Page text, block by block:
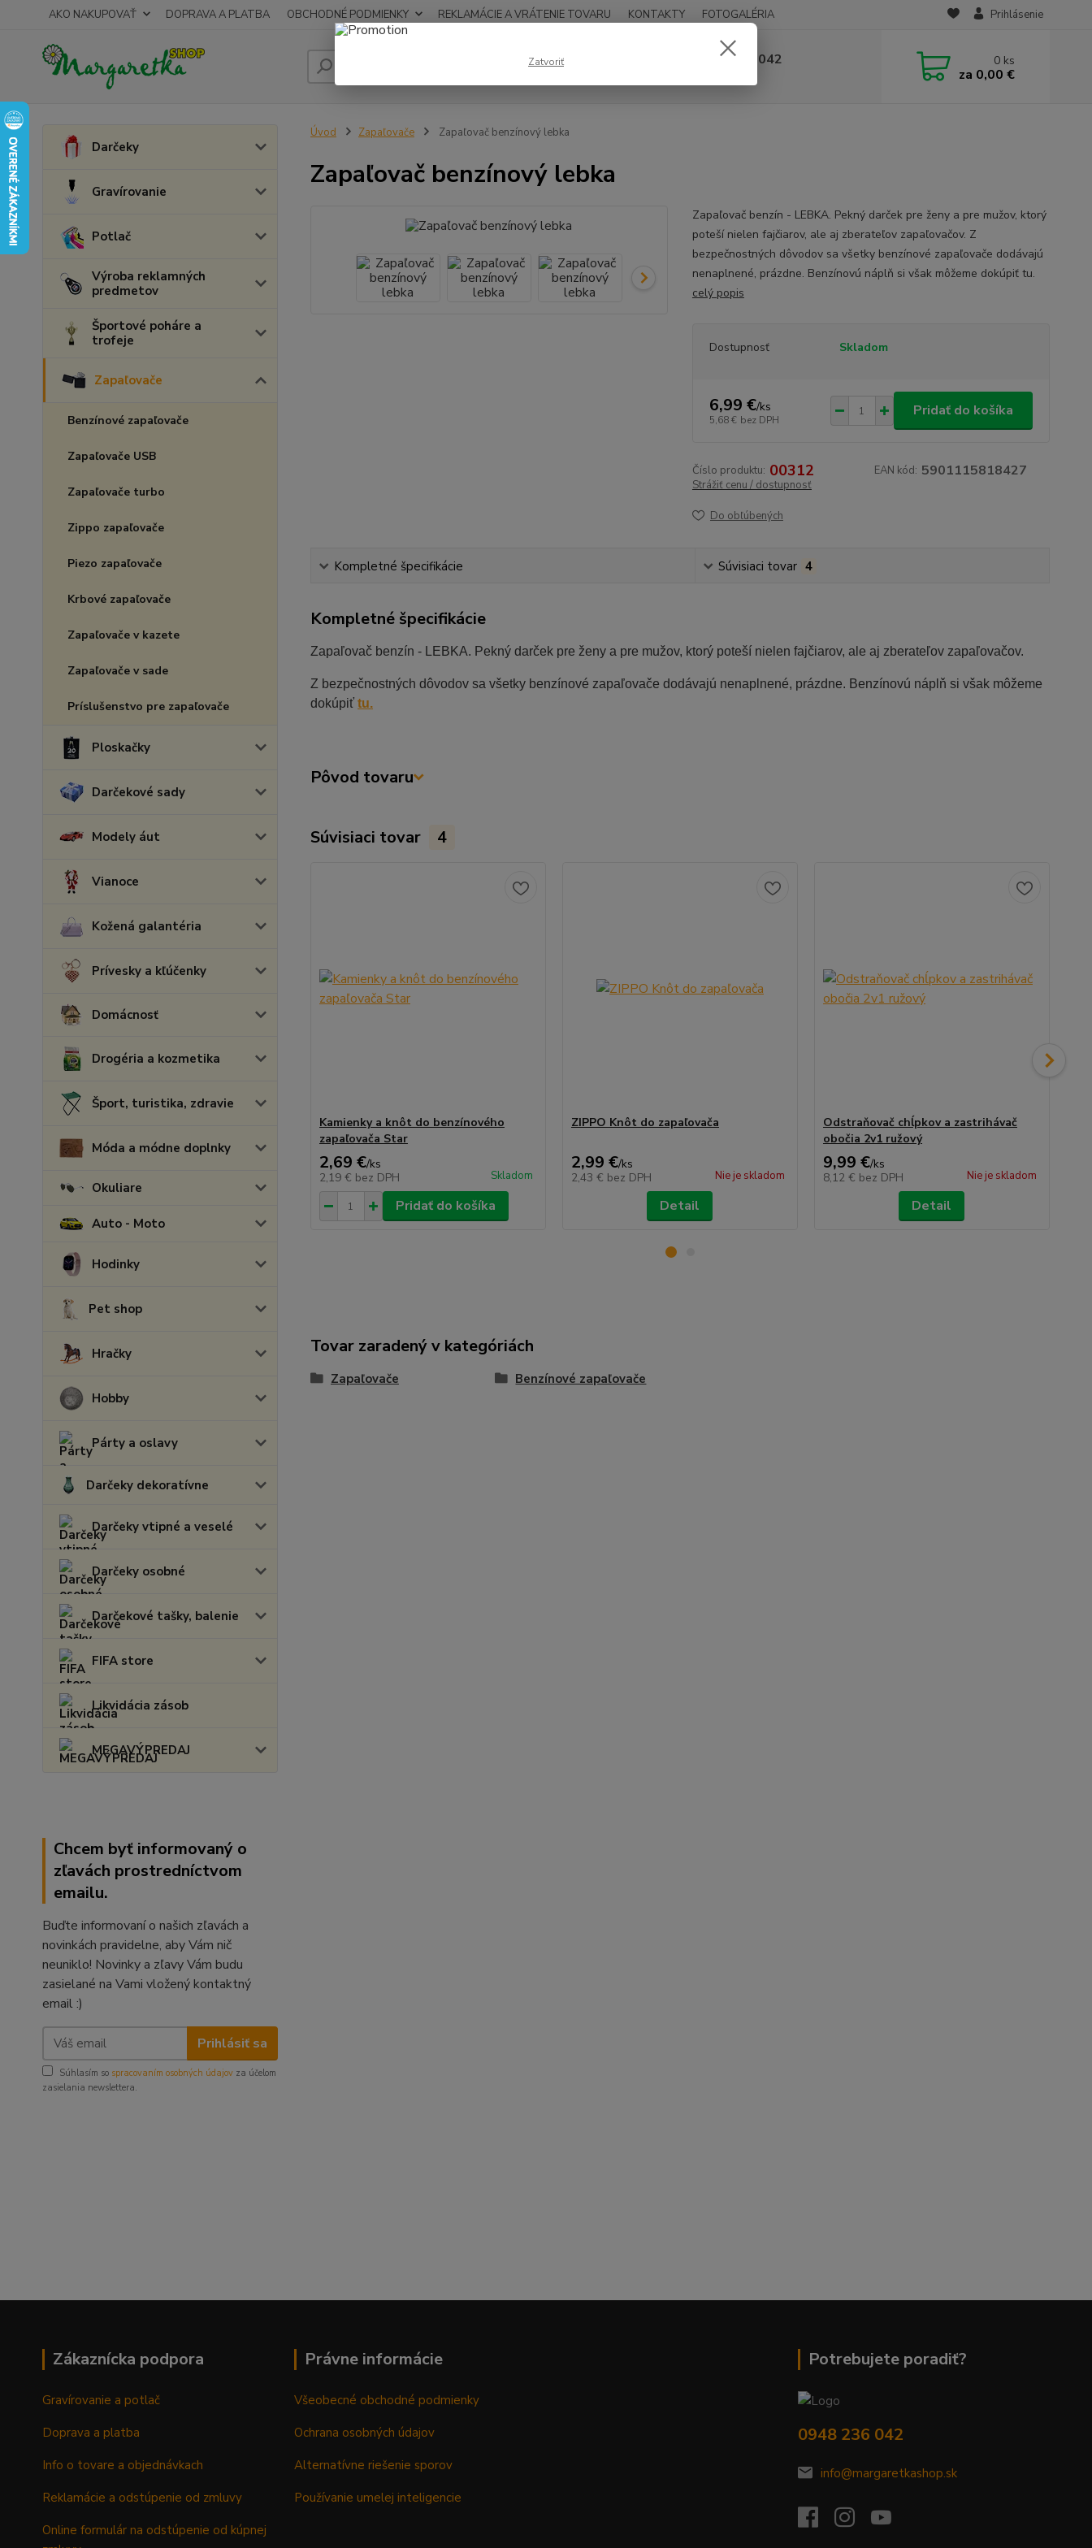
AKO NAKUPOVAŤ DOPRAVA A PLATBA OBCHODNÉ PODMIENKY REKLAMÁCIE A VRÁTENIE TOVARU KONTAKTY FOTOGALÉRIA Prihlásenie
Hľadať 0948 236 042 0 ks
za 0,00 €
Darčeky
Gravírovanie
Potlač
Výroba reklamných
predmetov
Športové poháre a
trofeje
Zapaľovače
Benzínové zapaľovače
Zapaľovače USB
Zapaľovače turbo
Zippo zapaľovače
Piezo zapaľovače
Krbové zapaľovače
Zapaľovače v kazete
Zapaľovače v sade
Príslušenstvo pre zapaľovače
Ploskačky
Darčekové sady
Modely áut
Vianoce
Kožená galantéria
Prívesky a kľúčenky
Domácnosť
Drogéria a kozmetika
Šport, turistika, zdravie
Móda a módne doplnky
Okuliare
Auto - Moto
Hodinky
Pet shop
Hračky
Hobby
Párty a oslavy
Darčeky dekoratívne
Darčeky vtipné a veselé
Darčeky osobné
Darčekové tašky, balenie
FIFA store
Likvidácia zásob
MEGAVÝPREDAJ
Chcem byť informovaný o
zľavách prostredníctvom
emailu.
Buďte informovaní o našich zľavách a
novinkách pravidelne, aby Vám nič
neuniklo! Novinky a zľavy Vám budu
zasielané na Vami vložený kontaktný
email :)
Prihlásiť sa
Súhlasím so spracovaním osobných údajov za účelom
zasielania newslettera.
Úvod Zapaľovače Zapaľovač benzínový lebka
Zapaľovač benzínový lebka
Zapaľovač benzín - LEBKA. Pekný darček pre ženy a pre mužov, ktorý
poteší nielen fajčiarov, ale aj zberateľov zapaľovačov. Z
bezpečnostných dôvodov sa všetky benzínové zapaľovače dodávajú
nenaplnené, prázdne. Benzínovú náplň si však môžeme dokúpiť tu.
celý popis
Dostupnosť Skladom
6,99 €/ks
5,68 € bez DPH
Pridať do košíka
Číslo produktu: 00312 EAN kód: 5901115818427
Strážiť cenu / dostupnosť
Do obľúbených
Kompletné špecifikácie Súvisiaci tovar 4
Kompletné špecifikácie
Zapaľovač benzín - LEBKA. Pekný darček pre ženy a pre mužov, ktorý poteší nielen fajčiarov, ale aj zberateľov zapaľovačov.
Z bezpečnostných dôvodov sa všetky benzínové zapaľovače dodávajú nenaplnené, prázdne. Benzínovú náplň si však môžeme
dokúpiť tu.
Pôvod tovaru
Súvisiaci tovar 4
Kamienky a knôt do benzínového
zapaľovača Star
2,69 €/ks
2,19 € bez DPH Skladom
Pridať do košíka
ZIPPO Knôt do zapaľovača
2,99 €/ks
2,43 € bez DPH Nie je skladom
Detail
Odstraňovač chĺpkov a zastrihávač
obočia 2v1 ružový
9,99 €/ks
8,12 € bez DPH Nie je skladom
Detail
Tovar zaradený v kategóriách
Zapaľovače Benzínové zapaľovače
Zákaznícka podpora
Gravírovanie a potlač
Doprava a platba
Info o tovare a objednávkach
Reklamácie a odstúpenie od zmluvy
Online formulár na odstúpenie od kúpnej
Právne informácie
Všeobecné obchodné podmienky
Ochrana osobných údajov
Alternatívne riešenie sporov
Používanie umelej inteligencie
Potrebujete poradiť?
0948 236 042
info@margaretkashop.sk
Zatvoriť